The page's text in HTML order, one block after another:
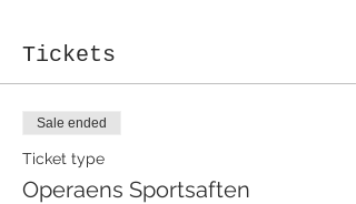
Tickets
Sale ended
Ticket type
Operaens Sportsaften